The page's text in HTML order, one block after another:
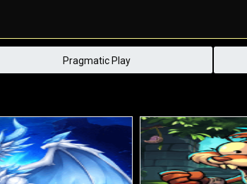
Pragmatic Play